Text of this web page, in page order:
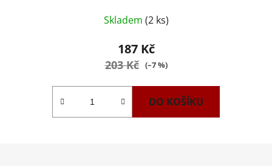
Skladem (2 ks)
187 Kč
203 Kč (–7 %)
DO KOŠÍKU